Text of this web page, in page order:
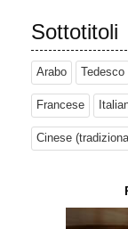
Sottotitoli
Arabo Tedesco
Francese
Cinese